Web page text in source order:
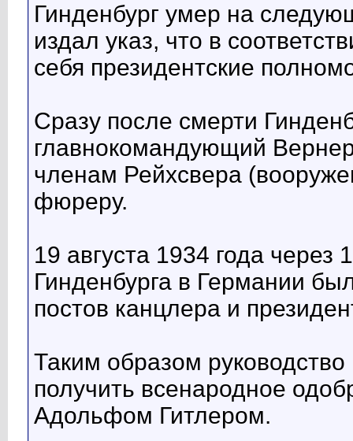
Гинденбург умер на
издал указ, что в
себя президентские
Сразу после смерти
главнокомандующий
членам Рейхсвера
фюреру.
19 августа 1934 года
Гинденбурга в Германии
постов канцлера и
Таким образом
получить всенародное
Адольфом Гитлером.